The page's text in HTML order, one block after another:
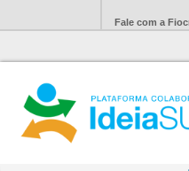
Fale com a